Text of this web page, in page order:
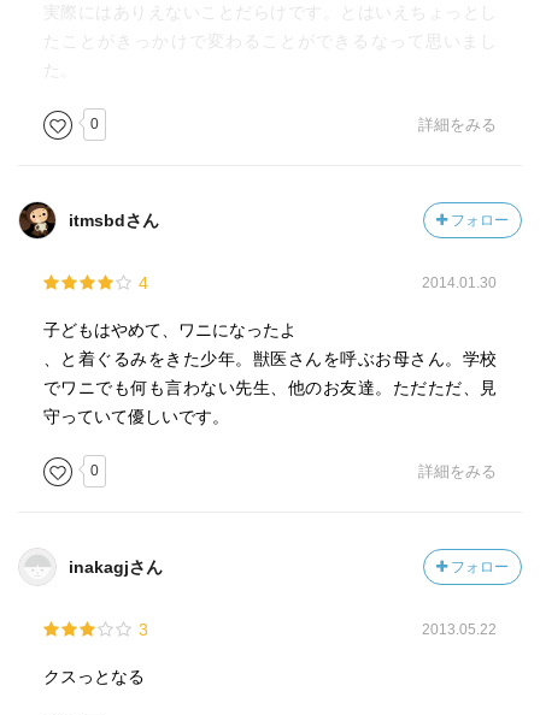
実際にはありえないことだらけです。とはいえちょっとし
たことがきっかけで変わることができるなって思いまし
た。
0 詳細をみる
itmsbdさん フォロー
4 2014.01.30
子どもはやめて、ワニになったよ
、と着ぐるみをきた少年。獣医さんを呼ぶお母さん。学校
でワニでも何も言わない先生、他のお友達。ただただ、見
守っていて優しいです。
0 詳細をみる
inakagjさん フォロー
3 2013.05.22
クスっとなる